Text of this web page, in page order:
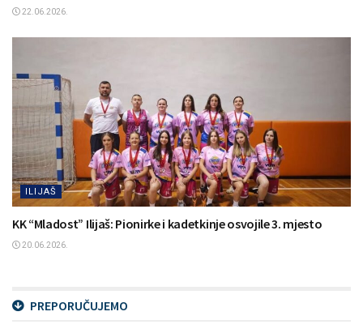
22.06.2026.
ILIJAŠ
KK “Mladost” Ilijaš: Pionirke i kadetkinje osvojile 3. mjesto
20.06.2026.
PREPORUČUJEMO